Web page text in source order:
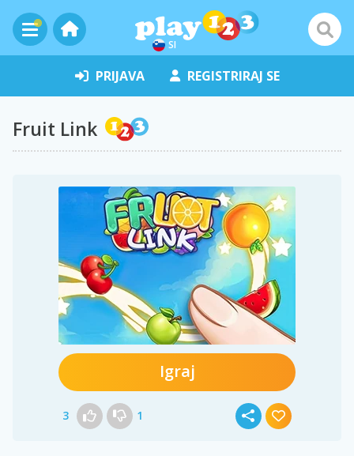
SI
PRIJAVA REGISTRIRAJ SE
Fruit Link
Igraj
3 1